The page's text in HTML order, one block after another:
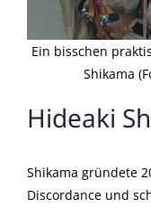
Ein bisschen
Shikama
Hideaki
Shikama gründete
Discordance und